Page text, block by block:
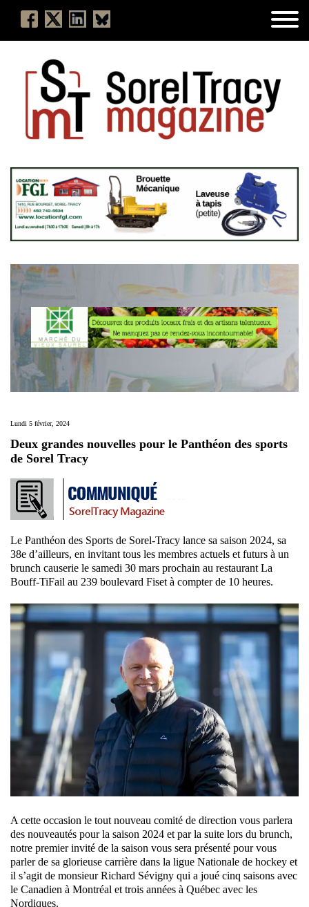
Lundi 5 février, 2024
Deux grandes nouvelles pour le Panthéon des sports
de Sorel Tracy
Le Panthéon des Sports de Sorel-Tracy lance sa saison 2024, sa
38e d’ailleurs, en invitant tous les membres actuels et futurs à un
brunch causerie le samedi 30 mars prochain au restaurant La
Bouff-TiFail au 239 boulevard Fiset à compter de 10 heures.
A cette occasion le tout nouveau comité de direction vous parlera
des nouveautés pour la saison 2024 et par la suite lors du brunch,
notre premier invité de la saison vous sera présenté pour vous
parler de sa glorieuse carrière dans la ligue Nationale de hockey et
il s’agit de monsieur Richard Sévigny qui a joué cinq saisons avec
le Canadien à Montréal et trois années à Québec avec les
Nordiques.